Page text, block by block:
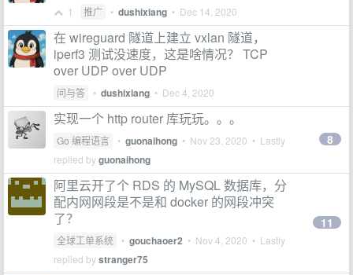
1 推广 • dushixiang • Dec 14, 2020
在 wireguard 隧道上建立 vxlan 隧道，
iperf3 测试没速度，这是啥情况？ TCP
over UDP over UDP
问与答 • dushixiang • Dec 4, 2020
实现一个 http router 库玩玩。。。
Go 编程语言 • guonaihong • Nov 23, 2020 • Lastly
replied byguonaihong
8
阿里云开了个 RDS 的 MySQL 数据库，分
配内网网段是不是和 docker 的网段冲突
了？
全球工单系统 • gouchaoer2 • Nov 4, 2020 • Lastly
replied bystranger75
11